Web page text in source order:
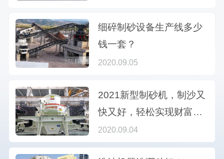
细碎制砂设备生产线多少
钱一套？
2020.09.05
2021新型制砂机，制沙又
快又好，轻松实现财富
梦！
2020.09.04